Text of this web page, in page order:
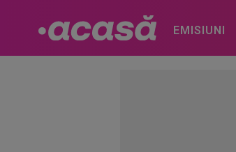
EMISIUNI